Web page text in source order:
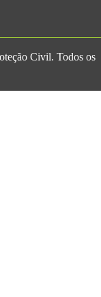
Civil. Todos os